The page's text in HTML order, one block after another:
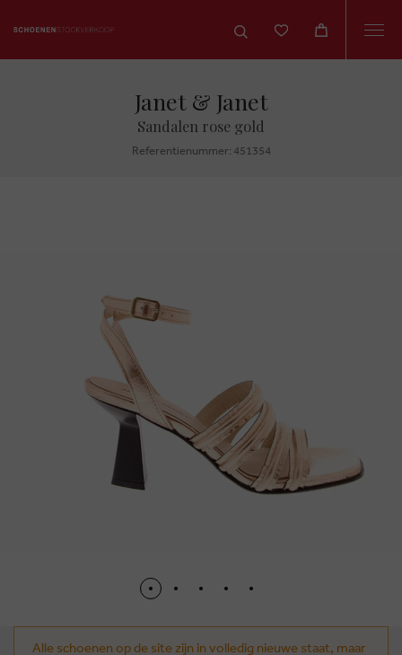
Janet & Janet
Sandalen rose gold
Referentienummer: 451354
Alle schoenen op de site zijn in volledig nieuwe staat, maar